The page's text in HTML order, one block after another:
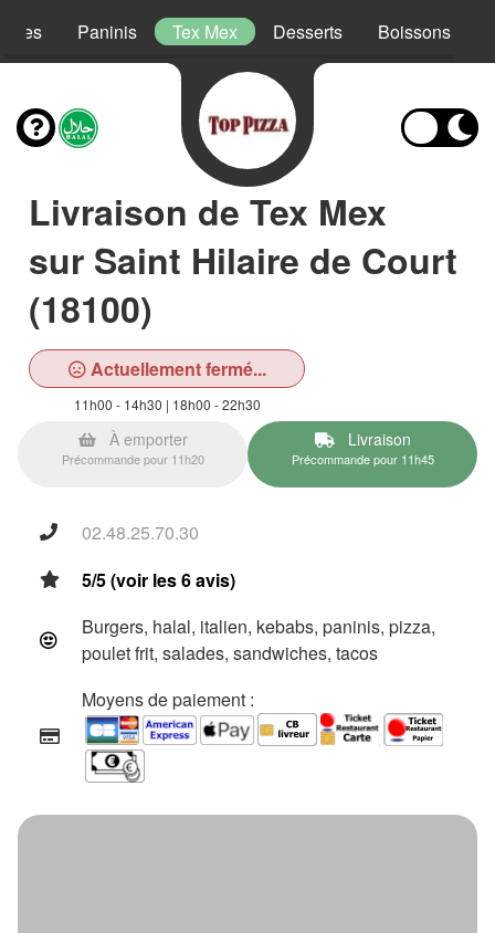
Paninis Tex Mex Desserts Boissons
Livraison de Tex Mex
sur Saint Hilaire de Court
(18100)
Actuellement fermé...
11h00 - 14h30 | 18h00 - 22h30
À emporter
Précommande pour 11h20
Livraison
Précommande pour 11h45
02.48.25.70.30
5/5 (voir les 6 avis)
Burgers, halal, italien, kebabs, paninis, pizza,
poulet frit, salades, sandwiches, tacos
Moyens de paiement :